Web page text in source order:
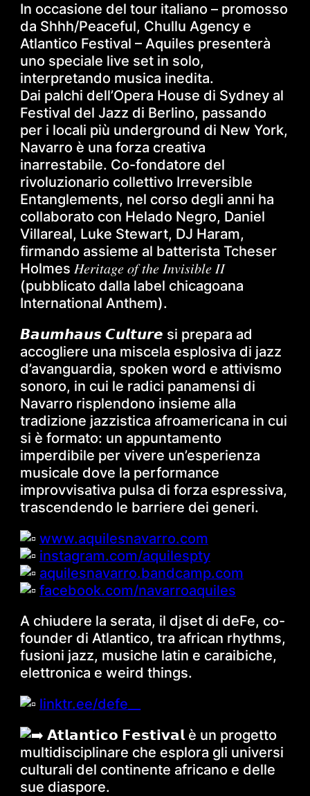
In occasione del tour italiano – promosso
da Shhh/Peaceful, Chullu Agency e
Atlantico Festival – Aquiles presenterà
uno speciale live set in solo,
interpretando musica inedita.
Dai palchi dell’Opera House di Sydney al
Festival del Jazz di Berlino, passando
per i locali più underground di New York,
Navarro è una forza creativa
inarrestabile. Co-fondatore del
rivoluzionario collettivo Irreversible
Entanglements, nel corso degli anni ha
collaborato con Helado Negro, Daniel
Villareal, Luke Stewart, DJ Haram,
firmando assieme al batterista Tcheser
Holmes 𝐻𝑒𝑟𝑖𝑡𝑎𝑔𝑒 𝑜𝑓 𝑡ℎ𝑒 𝐼𝑛𝑣𝑖𝑠𝑖𝑏𝑙𝑒 𝐼𝐼
(pubblicato dalla label chicagoana
International Anthem).
𝘽𝙖𝙪𝙢𝙝𝙖𝙪𝙨 𝘾𝙪𝙡𝙩𝙪𝙧𝙚 si prepara ad
accogliere una miscela esplosiva di jazz
d’avanguardia, spoken word e attivismo
sonoro, in cui le radici panamensi di
Navarro risplendono insieme alla
tradizione jazzistica afroamericana in cui
si è formato: un appuntamento
imperdibile per vivere un’esperienza
musicale dove la performance
improvvisativa pulsa di forza espressiva,
trascendendo le barriere dei generi.
www.aquilesnavarro.com
instagram.com/aquilespty
aquilesnavarro.bandcamp.com
facebook.com/navarroaquiles
A chiudere la serata, il djset di deFe, co-
founder di Atlantico, tra african rhythms,
fusioni jazz, musiche latin e caraibiche,
elettronica e weird things.
linktr.ee/defe__
𝗔𝘁𝗹𝗮𝗻𝘁𝗶𝗰𝗼 𝗙𝗲𝘀𝘁𝗶𝘃𝗮𝗹 è un progetto
multidisciplinare che esplora gli universi
culturali del continente africano e delle
sue diaspore.